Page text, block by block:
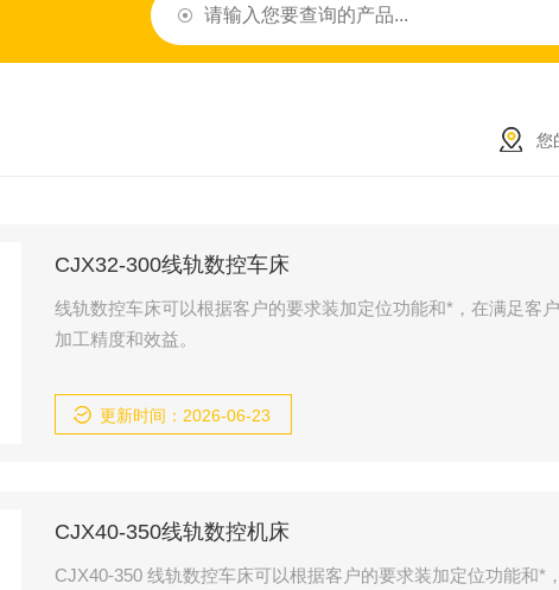
您
CJX32-300线轨数控车床
线轨数控车床可以根据客户的要求装加定位功能和*，在满足客
加工精度和效益。
更新时间：2026-06-23
CJX40-350线轨数控机床
CJX40-350 线轨数控车床可以根据客户的要求装加定位功能和*